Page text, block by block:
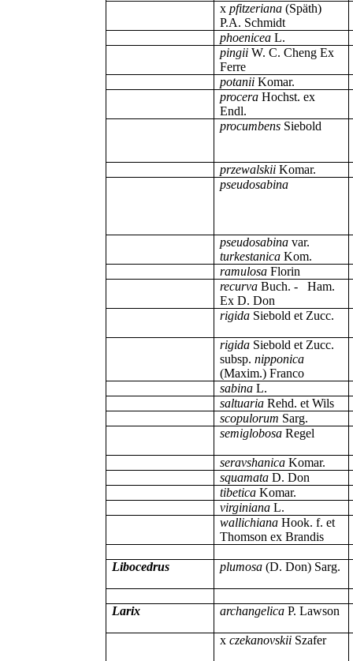
xpfitzeriana (Späth)
P.A. Schmidt
phoeniceaL.
pingii W. C. Cheng Ex
Ferre
potaniiKomar.
procera Hochst. ex
Endl.
procumbensSiebold
przewalskiiKomar.
pseudosabina
pseudosabina var.
turkestanicaKom.
ramulosaFlorin
recurvaBuch. - Ham.
Ex D. Don
rigidaSiebold et Zucc.
rigidaSiebold et Zucc.
subsp. nipponica
(Maxim.) Franco
sabinaL.
saltuariaRehd. et Wils
scopulorum Sarg.
semiglobosaRegel
seravshanicaKomar.
squamataD. Don
tibeticaKomar.
virginianaL.
wallichianaHook. f. et
Thomson ex Brandis
Libocedrus plumosa (D. Don) Sarg.
Larix archangelicaP. Lawson
x czekanovskii Szafer